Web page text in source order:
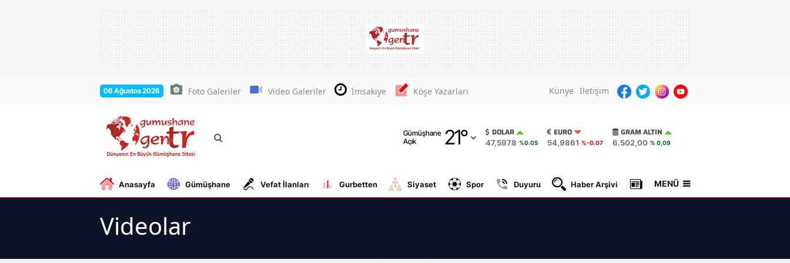
06 Ağustos 2026 Foto Galeriler Video Galeriler İmsakiye Köşe Yazarları Künye İletişim
Gümüşhane
Açık
21°
Adana
Adıyaman
Amasya
Antalya
DOLAR
47,5978 %0.05
EURO
54,9861 %-0.07
GRAM ALTIN
6.502,00 % 0,09
Anasayfa Gümüşhane Vefat İlanları Gurbetten Siyaset Spor Duyuru Haber Arşivi Gazete Manşetleri
MENÜ
Videolar